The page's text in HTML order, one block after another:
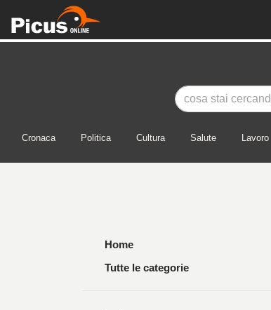
Cronaca Politica Cultura Salute Lavoro
Home
Tutte le categorie